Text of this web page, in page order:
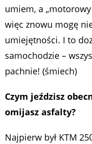
umiem, a
więc znowu mogę
umiejętności. I to
samochodzie –
pachnie! (śmiech)
Czym jeździsz
omijasz asfalty?
Najpierw był KTM